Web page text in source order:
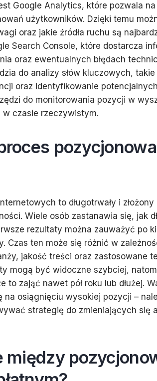
Google Analytics, które pozwala
użytkowników. Dzięki temu
oraz jakie źródła ruchu są
Search Console, które dostarcza
oraz ewentualnych błędach
do analizy słów kluczowych,
oraz identyfikowanie
do monitorowania pozycji w
w czasie rzeczywistym.
to długotrwały i
Wiele osób zastanawia się, jak
rezultaty można zauważyć po
Czas ten może się różnić w
jakość treści oraz zastosowane
mogą być widoczne szybciej,
zająć nawet pół roku lub dłużej.
na osiągnięciu wysokiej pozycji –
strategię do zmieniających się
między